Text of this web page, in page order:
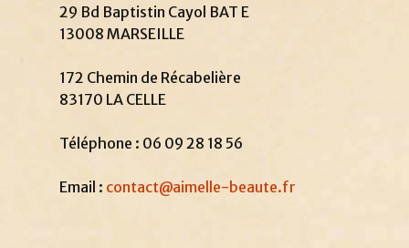
29 Bd Baptistin Cayol BAT E
13008 MARSEILLE
172 Chemin de Récabelière
83170 LA CELLE
Téléphone : 06 09 28 18 56
Email : contact@aimelle-beaute.fr